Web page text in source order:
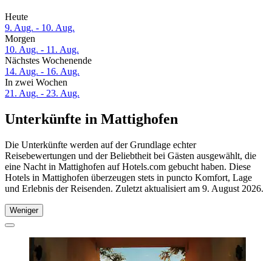
Heute
9. Aug. - 10. Aug.
Morgen
10. Aug. - 11. Aug.
Nächstes Wochenende
14. Aug. - 16. Aug.
In zwei Wochen
21. Aug. - 23. Aug.
Unterkünfte in Mattighofen
Die Unterkünfte werden auf der Grundlage echter
Reisebewertungen und der Beliebtheit bei Gästen ausgewählt, die
eine Nacht in Mattighofen auf Hotels.com gebucht haben. Diese
Hotels in Mattighofen überzeugen stets in puncto Komfort, Lage
und Erlebnis der Reisenden. Zuletzt aktualisiert am 9. August 2026.
Weniger